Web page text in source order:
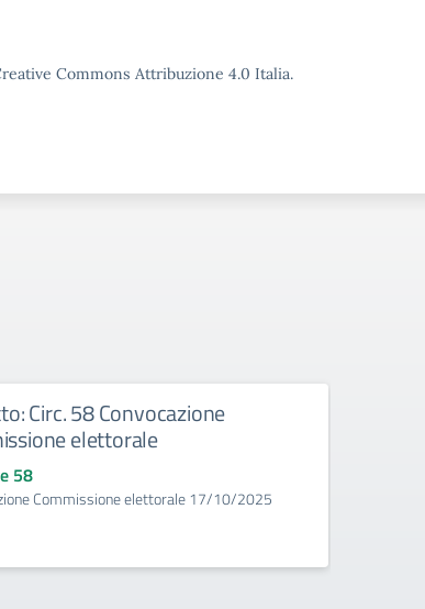
Commons Attribuzione 4.0 Italia.
Circ. 58 Convocazione
elettorale
58
Commissione elettorale 17/10/2025